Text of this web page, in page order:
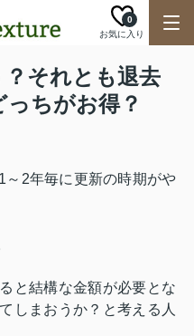
お気に入り
0
それとも退去
っちがお得？
1 ～ 2年毎に更新の時期がや
と結構な金額が必要とな
しまおうか？と考える人